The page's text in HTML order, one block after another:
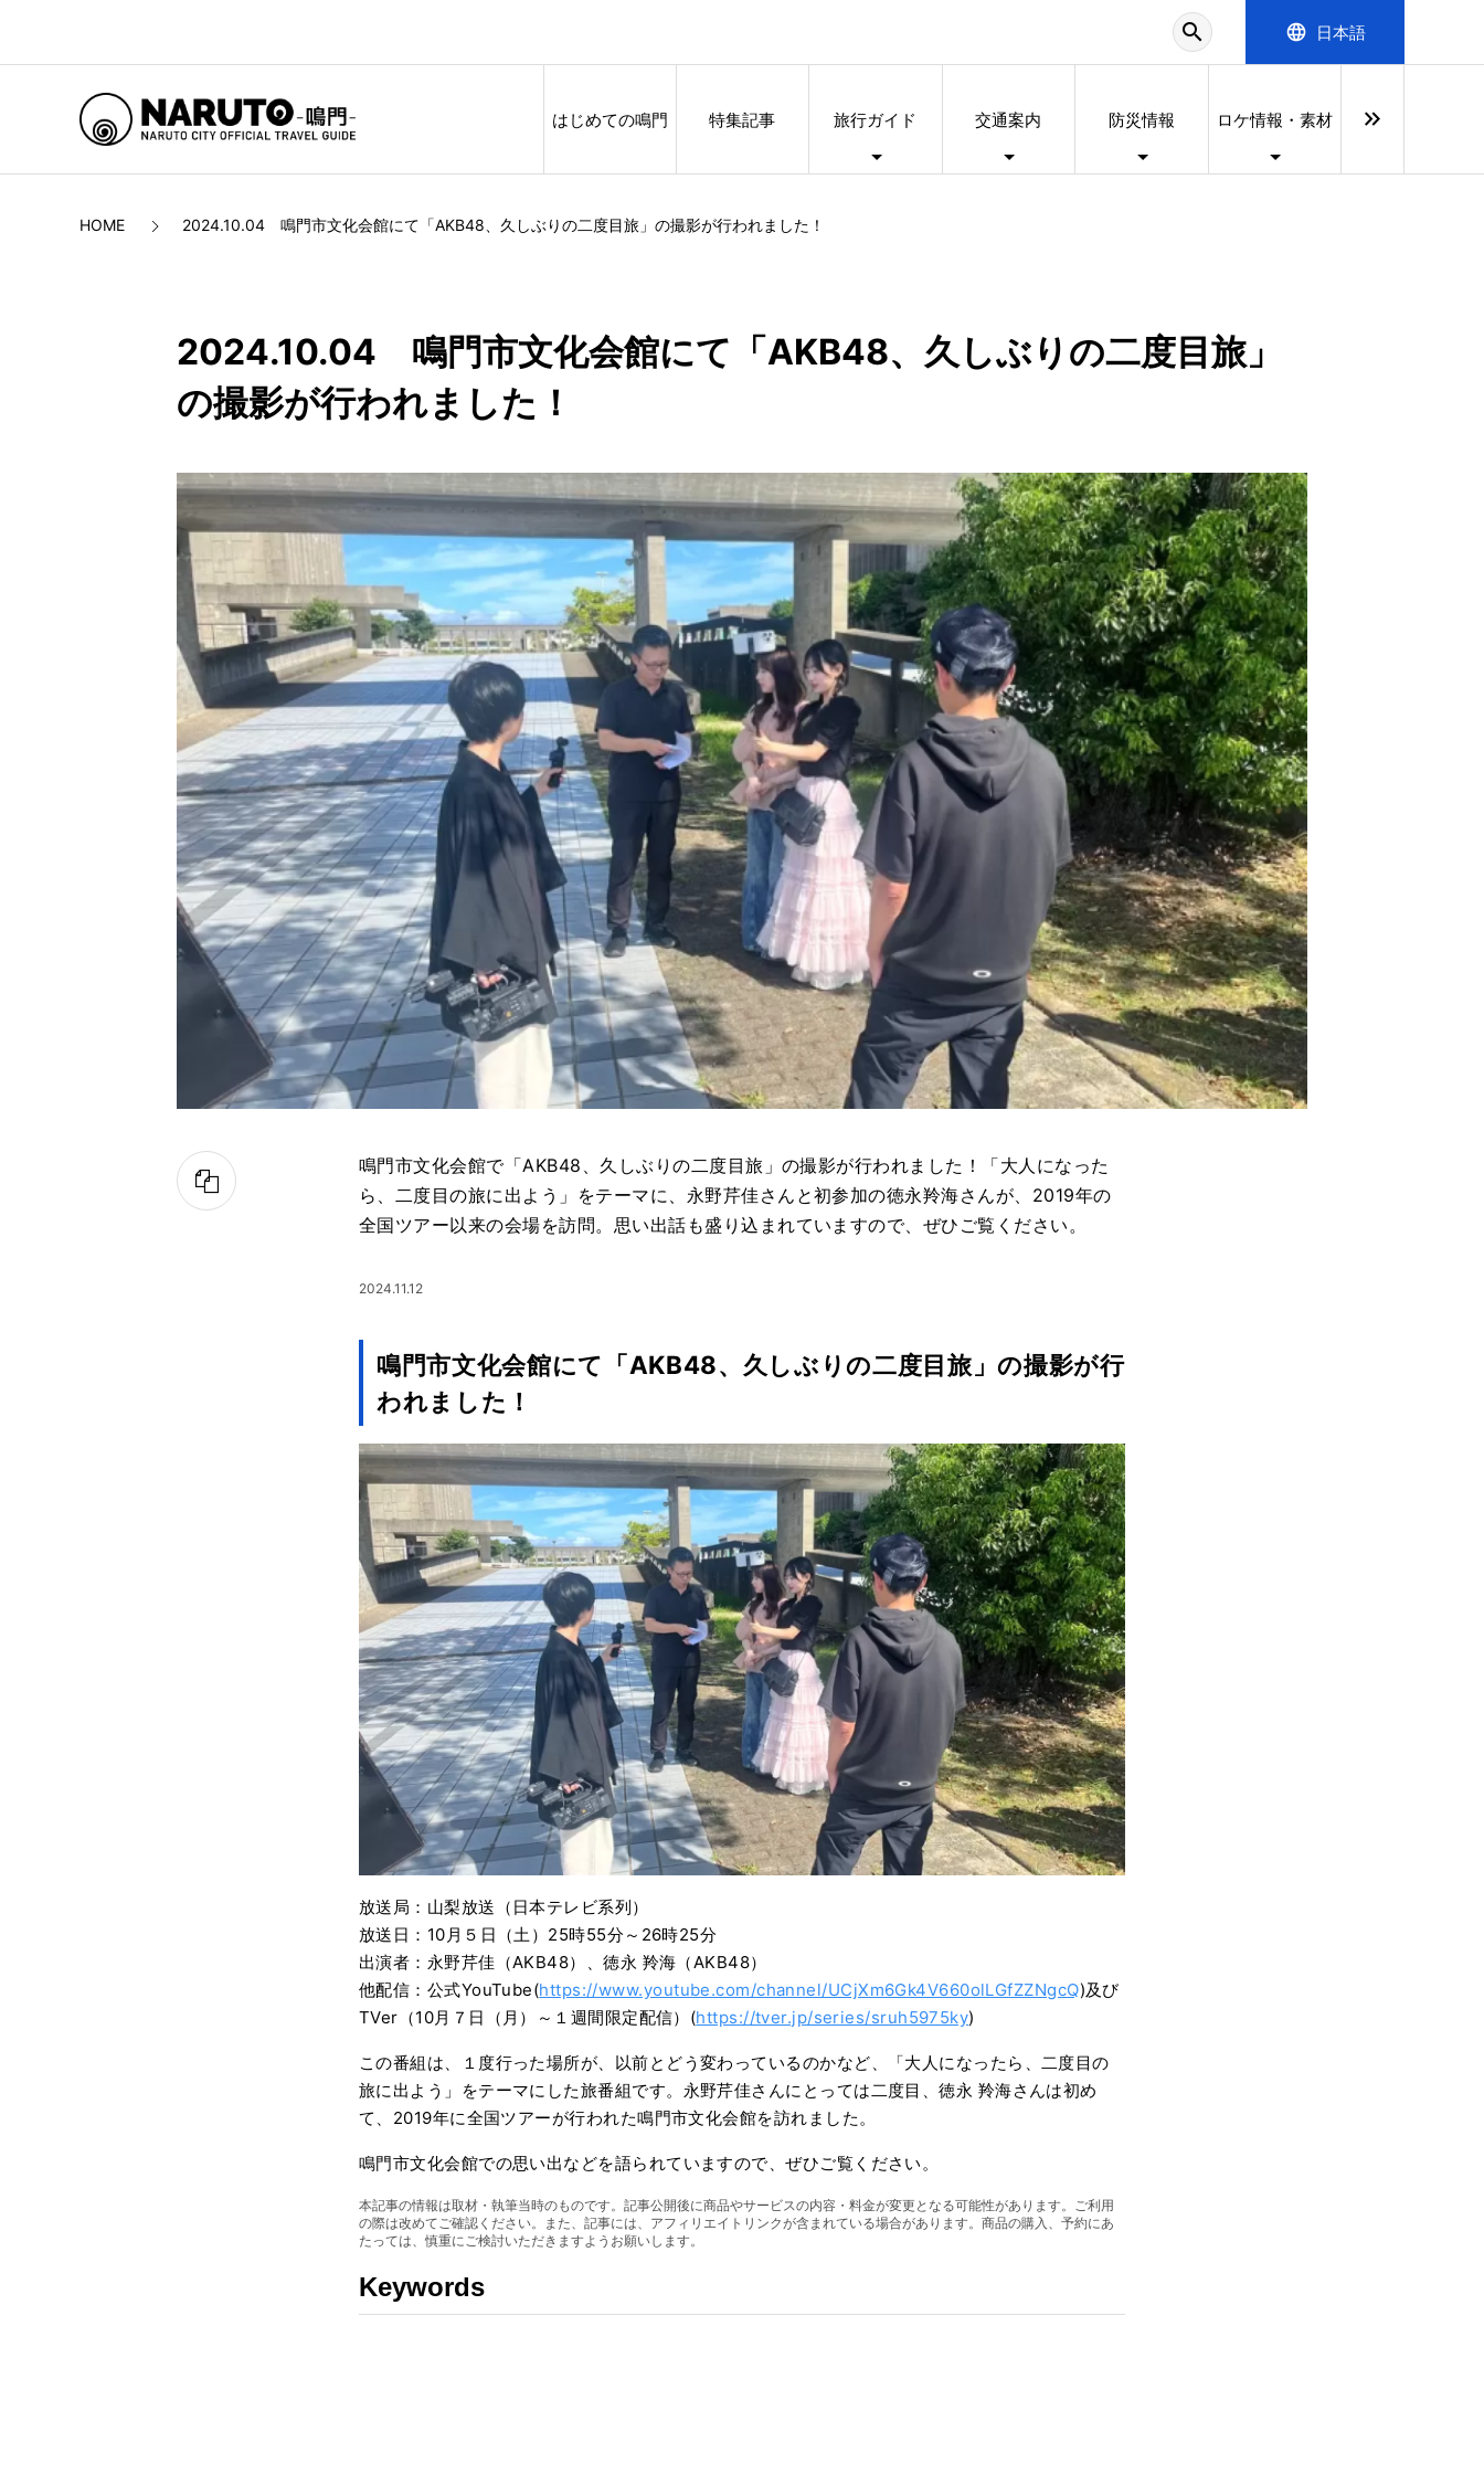
search language 日本語
はじめての鳴門 特集記事 旅行ガイド 交通案内 防災情報 ロケ情報・素材 keyboard_double_arrow_right
HOME 2024.10.04　鳴門市文化会館にて「AKB48、久しぶりの二度目旅」の撮影が行われました！
2024.10.04 鳴門市文化会館にて「AKB48、久しぶりの二度目旅」
の撮影が行われました！
鳴門市文化会館で「AKB48、久しぶりの二度目旅」の撮影が行われました！「大人になった
ら、二度目の旅に出よう」をテーマに、永野芹佳さんと初参加の徳永羚海さんが、2019年の
全国ツアー以来の会場を訪問。思い出話も盛り込まれていますので、ぜひご覧ください。
2024.11.12
鳴門市文化会館にて「AKB48、久しぶりの二度目旅」の撮影が行
われました！
放送局：山梨放送（日本テレビ系列）
放送日：10月５日（土）25時55分～26時25分
出演者：永野芹佳（AKB48）、徳永 羚海（AKB48）
他配信：公式YouTube(https://www.youtube.com/channel/UCjXm6Gk4V660olLGfZZNgcQ)及び
TVer（10月７日（月）～１週間限定配信）(https://tver.jp/series/sruh5975ky)
この番組は、１度行った場所が、以前とどう変わっているのかなど、「大人になったら、二度目の
旅に出よう」をテーマにした旅番組です。永野芹佳さんにとっては二度目、徳永 羚海さんは初め
て、2019年に全国ツアーが行われた鳴門市文化会館を訪れました。
鳴門市文化会館での思い出などを語られていますので、ぜひご覧ください。
本記事の情報は取材・執筆当時のものです。記事公開後に商品やサービスの内容・料金が変更となる可能性があります。ご利用
の際は改めてご確認ください。また、記事には、アフィリエイトリンクが含まれている場合があります。商品の購入、予約にあ
たっては、慎重にご検討いただきますようお願いします。
Keywords